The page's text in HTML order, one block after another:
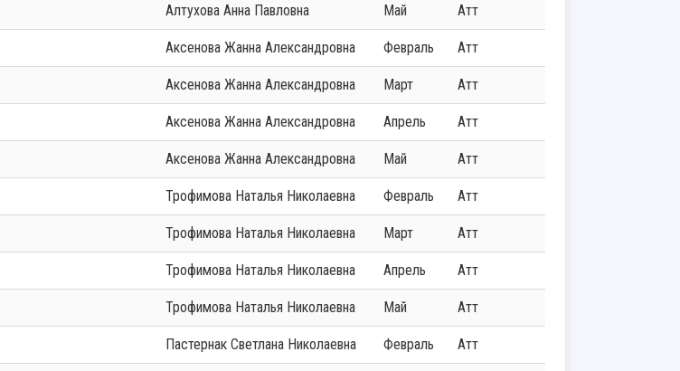
Алтухова Анна Павловна Май Атт
Аксенова Жанна Александровна Февраль Атт
Аксенова Жанна Александровна Март Атт
Аксенова Жанна Александровна Апрель Атт
Аксенова Жанна Александровна Май Атт
Трофимова Наталья Николаевна Февраль Атт
Трофимова Наталья Николаевна Март Атт
Трофимова Наталья Николаевна Апрель Атт
Трофимова Наталья Николаевна Май Атт
Пастернак Светлана Николаевна Февраль Атт